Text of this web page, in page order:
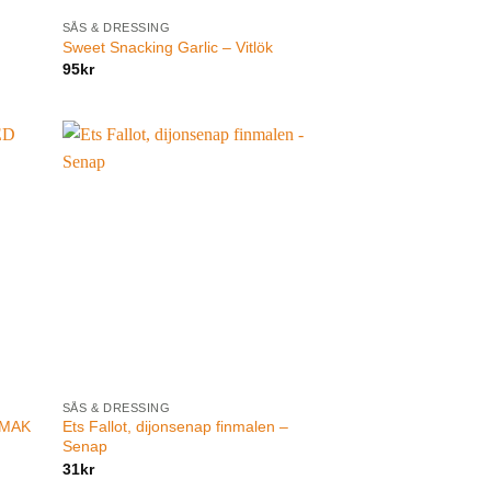
SÅS & DRESSING
Sweet Snacking Garlic – Vitlök
95kr
SÅS & DRESSING
Ets Fallot, dijonsenap finmalen –
Senap
31kr